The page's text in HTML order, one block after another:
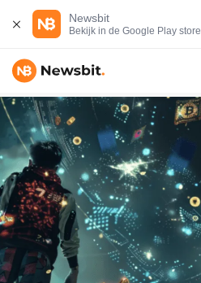
Newsbit
Bekijk in de Google Play store